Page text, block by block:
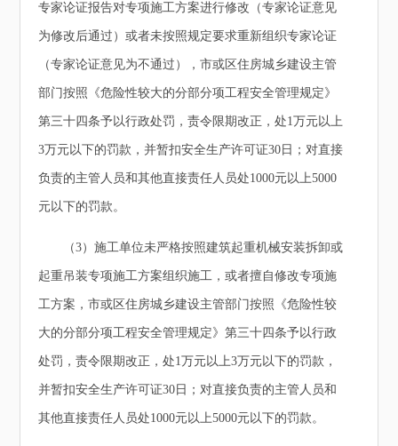
专家论证报告对专项施工方案进行修改（专家论证意见
为修改后通过）或者未按照规定要求重新组织专家论证
（专家论证意见为不通过），市或区住房城乡建设主管
部门按照《危险性较大的分部分项工程安全管理规定》
第三十四条予以行政处罚，责令限期改正，处1万元以上
3万元以下的罚款，并暂扣安全生产许可证30日；对直接
负责的主管人员和其他直接责任人员处1000元以上5000
元以下的罚款。
（3）施工单位未严格按照建筑起重机械安装拆卸或
起重吊装专项施工方案组织施工，或者擅自修改专项施
工方案，市或区住房城乡建设主管部门按照《危险性较
大的分部分项工程安全管理规定》第三十四条予以行政
处罚，责令限期改正，处1万元以上3万元以下的罚款，
并暂扣安全生产许可证30日；对直接负责的主管人员和
其他直接责任人员处1000元以上5000元以下的罚款。